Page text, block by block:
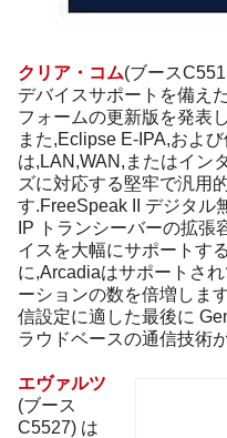
クリア・コム(ブース
デバイスサポートを備え
フォームの更新版を発表
また,Eclipse E-IPA,およ
は,LAN,WAN,またはイン
ズに対応する堅牢で汎用
す.FreeSpeak II デジタル
IP トランシーバーの拡
イスを大幅にサポートす
に,Arcadiaはサポートさ
ーションの数を倍増しま
信設定に適した最後に
ラウドベースの通信技術
エヴァルツ
(ブース
C5527) は